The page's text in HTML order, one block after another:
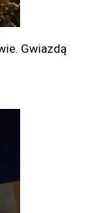
Gwiazdą